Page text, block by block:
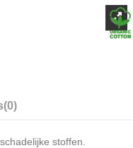
(0)
stoffen.